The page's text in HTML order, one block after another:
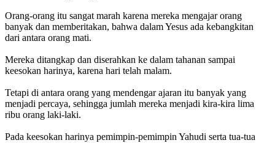
Orang-orang itu sangat marah karena mereka mengajar orang
banyak dan memberitakan, bahwa dalam Yesus ada kebangkitan
dari antara orang mati.
Mereka ditangkap dan diserahkan ke dalam tahanan sampai
keesokan harinya, karena hari telah malam.
Tetapi di antara orang yang mendengar ajaran itu banyak yang
menjadi percaya, sehingga jumlah mereka menjadi kira-kira lima
ribu orang laki-laki.
Pada keesokan harinya pemimpin-pemimpin Yahudi serta tua-tua